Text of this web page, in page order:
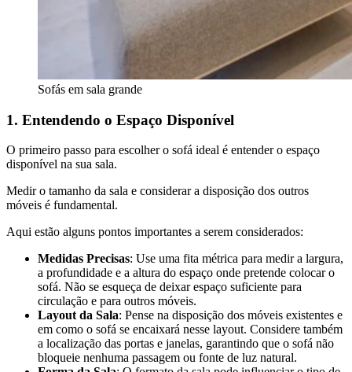
Sofás em sala grande
1. Entendendo o Espaço Disponível
O primeiro passo para escolher o sofá ideal é entender o espaço
disponível na sua sala.
Medir o tamanho da sala e considerar a disposição dos outros
móveis é fundamental.
Aqui estão alguns pontos importantes a serem considerados:
Medidas Precisas: Use uma fita métrica para medir a largura,
a profundidade e a altura do espaço onde pretende colocar o
sofá. Não se esqueça de deixar espaço suficiente para
circulação e para outros móveis.
Layout da Sala: Pense na disposição dos móveis existentes e
em como o sofá se encaixará nesse layout. Considere também
a localização das portas e janelas, garantindo que o sofá não
bloqueie nenhuma passagem ou fonte de luz natural.